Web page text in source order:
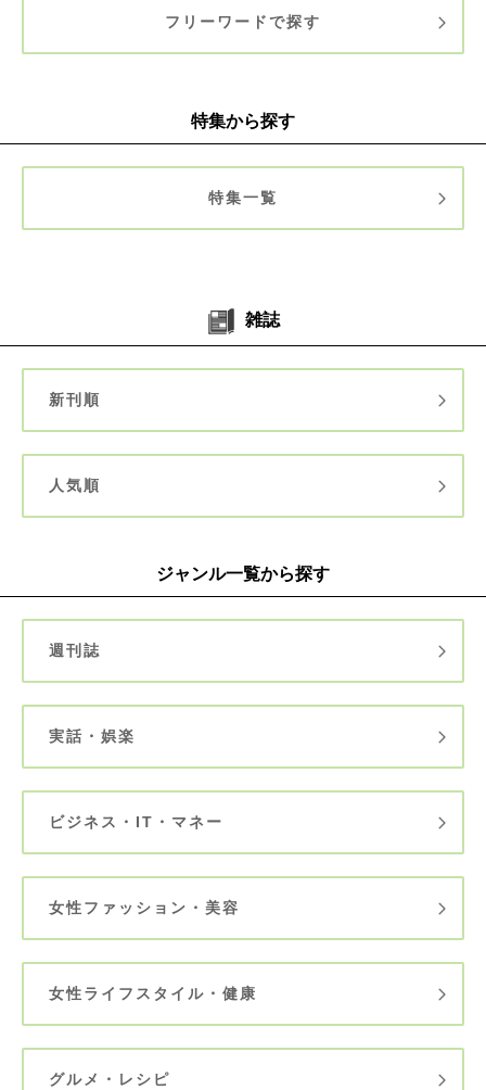
フリーワードで探す
特集から探す
特集一覧
雑誌
新刊順
人気順
ジャンル一覧から探す
週刊誌
実話・娯楽
ビジネス・IT・マネー
女性ファッション・美容
女性ライフスタイル・健康
グルメ・レシピ